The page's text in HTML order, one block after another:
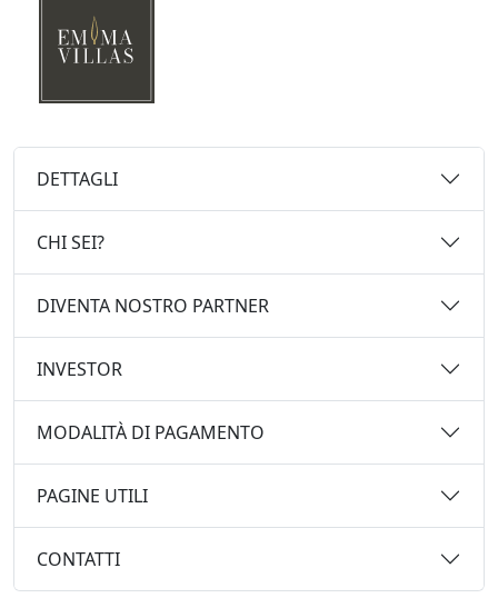
DETTAGLI
CHI SEI?
DIVENTA NOSTRO PARTNER
INVESTOR
MODALITÀ DI PAGAMENTO
PAGINE UTILI
CONTATTI